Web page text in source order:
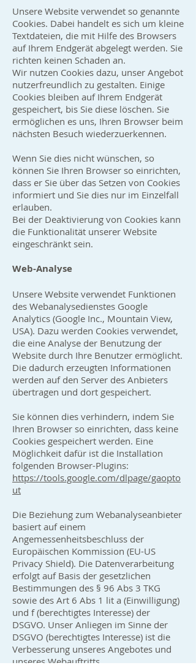
Unsere Website verwendet so genannte
Cookies. Dabei handelt es sich um kleine
Textdateien, die mit Hilfe des Browsers
auf Ihrem Endgerät abgelegt werden. Sie
richten keinen Schaden an.
Wir nutzen Cookies dazu, unser Angebot
nutzerfreundlich zu gestalten. Einige
Cookies bleiben auf Ihrem Endgerät
gespeichert, bis Sie diese löschen. Sie
ermöglichen es uns, Ihren Browser beim
nächsten Besuch wiederzuerkennen.
Wenn Sie dies nicht wünschen, so
können Sie Ihren Browser so einrichten,
dass er Sie über das Setzen von Cookies
informiert und Sie dies nur im Einzelfall
erlauben.
Bei der Deaktivierung von Cookies kann
die Funktionalität unserer Website
eingeschränkt sein.
Web-Analyse
Unsere Website verwendet Funktionen
des Webanalysedienstes Google
Analytics (Google Inc., Mountain View,
USA). Dazu werden Cookies verwendet,
die eine Analyse der Benutzung der
Website durch Ihre Benutzer ermöglicht.
Die dadurch erzeugten Informationen
werden auf den Server des Anbieters
übertragen und dort gespeichert.
Sie können dies verhindern, indem Sie
Ihren Browser so einrichten, dass keine
Cookies gespeichert werden. Eine
Möglichkeit dafür ist die Installation
folgenden Browser-Plugins:
https://tools.google.com/dlpage/gaopto
ut
Die Beziehung zum Webanalyseanbieter
basiert auf einem
Angemessenheitsbeschluss der
Europäischen Kommission (EU-US
Privacy Shield). Die Datenverarbeitung
erfolgt auf Basis der gesetzlichen
Bestimmungen des § 96 Abs 3 TKG
sowie des Art 6 Abs 1 lit a (Einwilligung)
und f (berechtigtes Interesse) der
DSGVO. Unser Anliegen im Sinne der
DSGVO (berechtigtes Interesse) ist die
Verbesserung unseres Angebotes und
unseres Webauftritts.